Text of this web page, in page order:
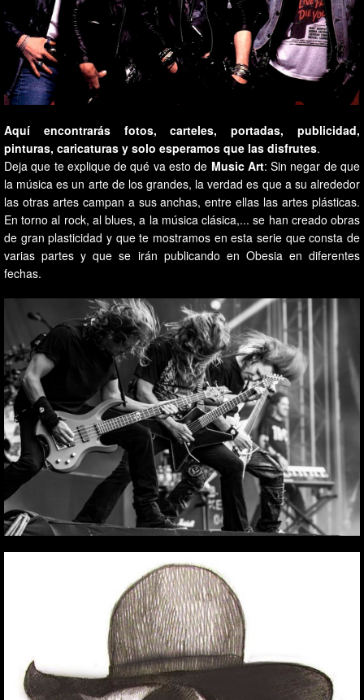
Aquí encontrarás fotos, carteles, portadas, publicidad,
pinturas, caricaturas y solo esperamos que las disfrutes.
Deja que te explique de qué va esto de Music Art: Sin negar de que
la música es un arte de los grandes, la verdad es que a su alrededor
las otras artes campan a sus anchas, entre ellas las artes plásticas.
En torno al rock, al blues, a la música clásica,... se han creado obras
de gran plasticidad y que te mostramos en esta serie que consta de
varias partes y que se irán publicando en Obesia en diferentes
fechas.